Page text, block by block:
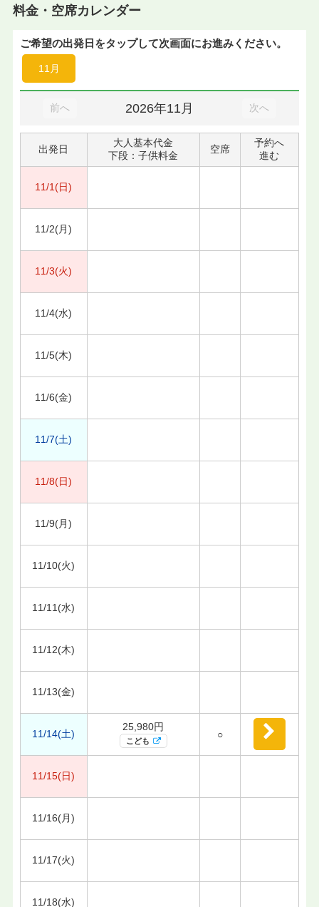
料金・空席カレンダー
ご希望の出発日をタップして次画面にお進みください。
11月
前へ 2026年11月 次へ
出発日
大人基本代金
下段：子供料金
空席
予約へ
進む
11/1(日)
11/2(月)
11/3(火)
11/4(水)
11/5(木)
11/6(金)
11/7(土)
11/8(日)
11/9(月)
11/10(火)
11/11(水)
11/12(木)
11/13(金)
11/14(土)
25,980円
こども
○
11/15(日)
11/16(月)
11/17(火)
11/18(水)